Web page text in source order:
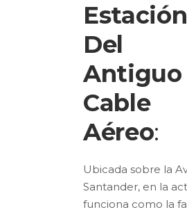
Estación
Del
Antiguo
Cable
Aéreo:
Ubicada sobre la
Santander, en la
funciona como la